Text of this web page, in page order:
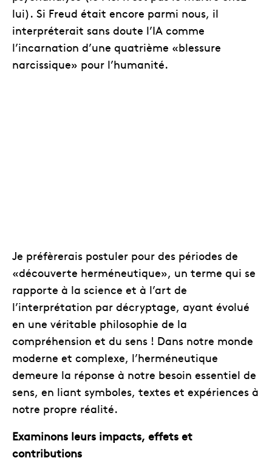
lui). Si Freud était encore parmi nous, il
interpréterait sans doute l’IA comme
l’incarnation d’une quatrième «blessure
narcissique» pour l’humanité.
Je préfèrerais postuler pour des périodes de
«découverte herméneutique», un terme qui se
rapporte à la science et à l’art de
l’interprétation par décryptage, ayant évolué
en une véritable philosophie de la
compréhension et du sens ! Dans notre monde
moderne et complexe, l’herméneutique
demeure la réponse à notre besoin essentiel de
sens, en liant symboles, textes et expériences à
notre propre réalité.
Examinons leurs impacts, effets et
contributions